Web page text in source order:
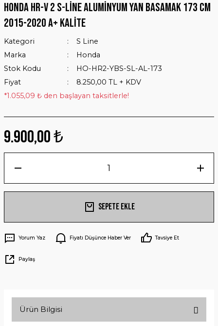
Honda HR-V 2 S-Line Aluminyum Yan Basamak 173 Cm
2015-2020 A+ Kalite
Kategori
S Line
Marka
Honda
Stok Kodu
HO-HR2-YBS-SL-AL-173
Fiyat
8.250,00 TL + KDV
*1.055,09 ₺ den başlayan taksitlerle!
9.900,00 ₺
Sepete Ekle
Yorum Yaz Fiyatı Düşünce Haber Ver Tavsiye Et
Paylaş
Ürün Bilgisi